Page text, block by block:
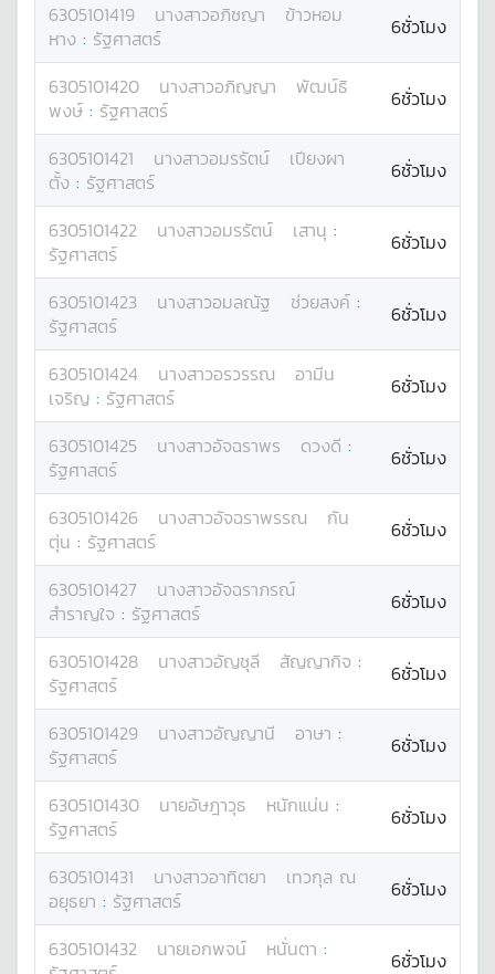
6305101419 นางสาวอภิชญา
ข้าวหอม
หาง : รัฐศาสตร์ 6ชั่วโมง
6305101420 นางสาวอภิญญา
พัฒน์ธิ
พงษ์ : รัฐศาสตร์ 6ชั่วโมง
6305101421 นางสาวอมรรัตน์
เปียงผา
ตั้ง : รัฐศาสตร์ 6ชั่วโมง
6305101422 นางสาวอมรรัตน์ เสานุ :
รัฐศาสตร์
6ชั่วโมง
6305101423 นางสาวอมลณัฐ ช่วยสงค์ :
รัฐศาสตร์
6ชั่วโมง
6305101424 นางสาวอรวรรณ
อามีน
เจริญ : รัฐศาสตร์ 6ชั่วโมง
6305101425 นางสาวอัจฉราพร ดวงดี :
รัฐศาสตร์
6ชั่วโมง
6305101426 นางสาวอัจฉราพรรณ
กัน
ตุ่น : รัฐศาสตร์ 6ชั่วโมง
6305101427 นางสาวอัจฉราภรณ์
สำราญใจ : รัฐศาสตร์ 6ชั่วโมง
6305101428 นางสาวอัญชุลี สัญญากิจ :
รัฐศาสตร์
6ชั่วโมง
6305101429 นางสาวอัญญานี อาษา :
รัฐศาสตร์
6ชั่วโมง
6305101430 นายอัษฎาวุธ หนักแน่น :
รัฐศาสตร์
6ชั่วโมง
6305101431 นางสาวอาทิตยา
เทวกุล ณ
อยุธยา : รัฐศาสตร์ 6ชั่วโมง
6305101432 นายเอกพจน์ หนั่นตา :
6ชั่วโมง